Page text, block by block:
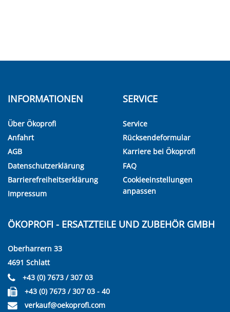
INFORMATIONEN
Über Ökoprofi
Anfahrt
AGB
Datenschutzerklärung
Barrierefreiheitserklärung
Impressum
SERVICE
Service
Rücksendeformular
Karriere bei Ökoprofi
FAQ
Cookieeinstellungen
anpassen
ÖKOPROFI - ERSATZTEILE UND ZUBEHÖR GMBH
Oberharrern 33
4691 Schlatt
+43 (0) 7673 / 307 03
+43 (0) 7673 / 307 03 - 40
verkauf@oekoprofi.com